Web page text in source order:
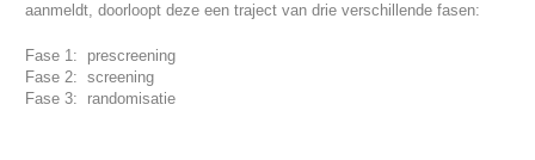
aanmeldt, doorloopt deze een traject van drie verschillende fasen:
Fase 1: prescreening
Fase 2: screening
Fase 3: randomisatie